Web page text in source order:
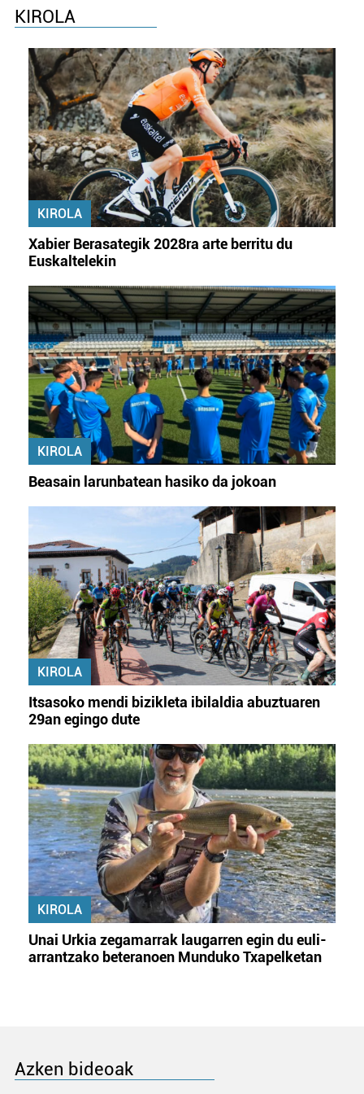
KIROLA
KIROLA
Xabier Berasategik 2028ra arte berritu du
Euskaltelekin
KIROLA
Beasain larunbatean hasiko da jokoan
KIROLA
Itsasoko mendi bizikleta ibilaldia abuztuaren
29an egingo dute
KIROLA
Unai Urkia zegamarrak laugarren egin du euli-
arrantzako beteranoen Munduko Txapelketan
Azken bideoak